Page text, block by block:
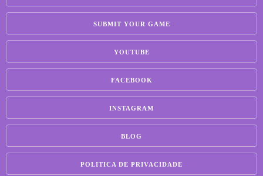
SUBMIT YOUR GAME
YOUTUBE
FACEBOOK
INSTAGRAM
BLOG
POLITICA DE PRIVACIDADE